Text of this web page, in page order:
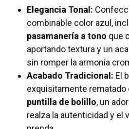
Elegancia Tonal:
combinable color azul,
pasamanería a tono que
aportando textura y un
sin romper la armonía
Acabado Tradicional: El
exquisitamente rematado
puntilla de bolillo, un
realza la autenticidad y el